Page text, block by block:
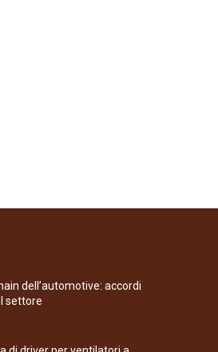
dell’automotive: accordi
settore